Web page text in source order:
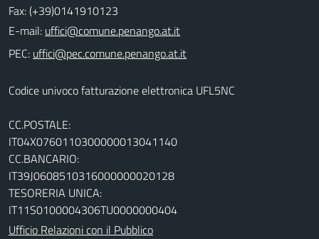
Fax: (+39)0141910123
E-mail:
PEC:
Codice univoco fatturazione elettronica UFL5NC
CC.POSTALE:
IT04X0760110300000013041140
CC.BANCARIO:
IT39J0608510316000000020128
TESORERIA UNICA:
IT11S0100004306TU0000000404
Ufficio Relazioni con il Pubblico